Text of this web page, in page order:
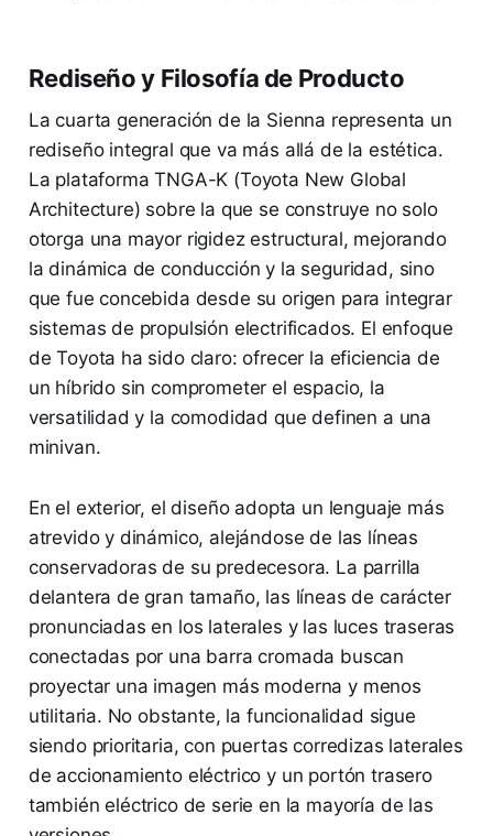
Rediseño y Filosofía de Producto
La cuarta generación de la Sienna representa un
rediseño integral que va más allá de la estética.
La plataforma TNGA-K (Toyota New Global
Architecture) sobre la que se construye no solo
otorga una mayor rigidez estructural, mejorando
la dinámica de conducción y la seguridad, sino
que fue concebida desde su origen para integrar
sistemas de propulsión electrificados. El enfoque
de Toyota ha sido claro: ofrecer la eficiencia de
un híbrido sin comprometer el espacio, la
versatilidad y la comodidad que definen a una
minivan.
En el exterior, el diseño adopta un lenguaje más
atrevido y dinámico, alejándose de las líneas
conservadoras de su predecesora. La parrilla
delantera de gran tamaño, las líneas de carácter
pronunciadas en los laterales y las luces traseras
conectadas por una barra cromada buscan
proyectar una imagen más moderna y menos
utilitaria. No obstante, la funcionalidad sigue
siendo prioritaria, con puertas corredizas laterales
de accionamiento eléctrico y un portón trasero
también eléctrico de serie en la mayoría de las